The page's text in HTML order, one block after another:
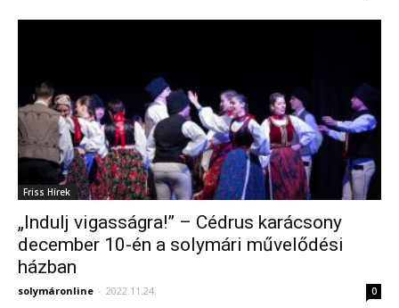
Friss Hírek
„Indulj vigasságra!” – Cédrus karácsony
december 10-én a solymári művelődési
házban
solymáronline - 2022.11.24. 0